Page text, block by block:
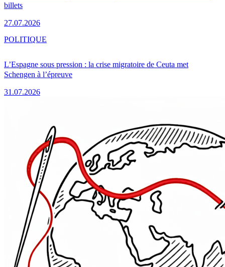
billets
27.07.2026
L’Espagne sous pression : la crise migratoire de Ceuta met
Schengen à l’épreuve
31.07.2026
POLITIQUE